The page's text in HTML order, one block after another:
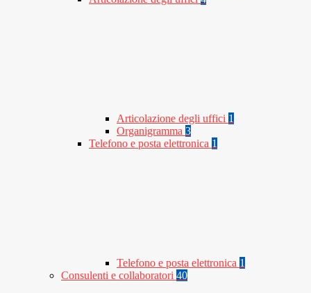
Articolazione degli uffici 1
Organigramma 3
Telefono e posta elettronica 1
Telefono e posta elettronica 1
Consulenti e collaboratori 40